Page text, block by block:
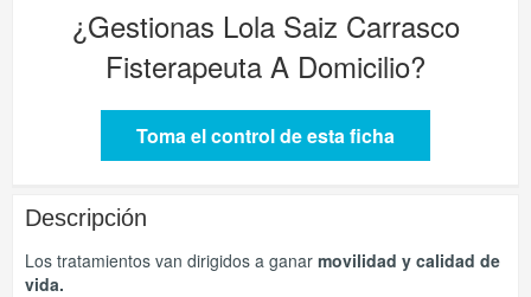
¿Gestionas Lola Saiz Carrasco
Fisterapeuta A Domicilio?
Toma el control de esta ficha
Descripción
Los tratamientos van dirigidos a ganar movilidad y calidad de
vida.